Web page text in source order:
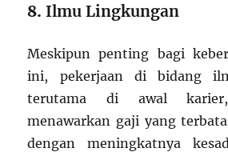
8.Ilmu Lingkungan
Meskipun penting bagi
ini, pekerjaan di bidang
terutama di awal
menawarkan gaji yang
dengan meningkatnya